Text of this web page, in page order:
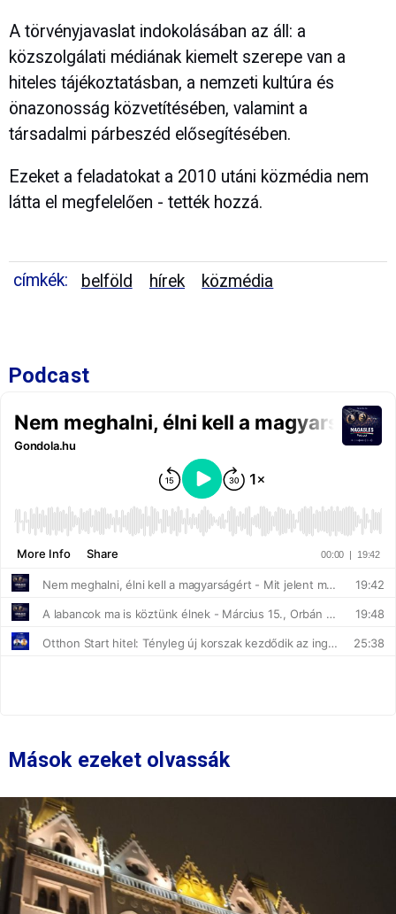
A törvényjavaslat indokolásában az áll: a
közszolgálati médiának kiemelt szerepe van a
hiteles tájékoztatásban, a nemzeti kultúra és
önazonosság közvetítésében, valamint a
társadalmi párbeszéd elősegítésében.
Ezeket a feladatokat a 2010 utáni közmédia nem
látta el megfelelően - tették hozzá.
címkék: belföld hírek közmédia
Podcast
Mások ezeket olvassák